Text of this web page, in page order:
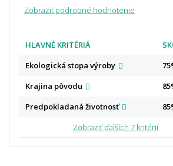
Zobraziť podrobné hodnotenie
HLAVNÉ KRITÉRIÁ
Ekologická stopa výroby
Krajina pôvodu
Predpokladaná životnosť
Zobraziť ďalších 7 kritérií